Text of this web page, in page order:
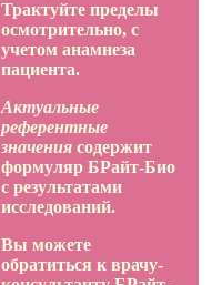
Трактуйте пределы
осмотрительно, с
учетом анамнеза
пациента.
Актуальные
референтные
значения содержит
формуляр БРайт-Био
с результатами
исследований.
Вы можете
обратиться к врачу-